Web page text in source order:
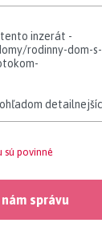
sú povinné
správu